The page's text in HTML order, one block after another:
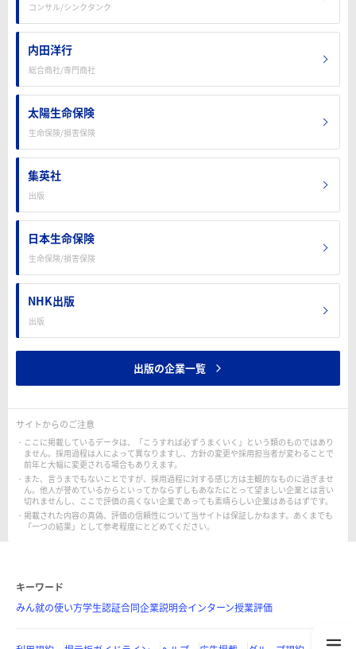
コンサル/シンクタンク
内田洋行
総合商社/専門商社
太陽生命保険
生命保険/損害保険
集英社
出版
日本生命保険
生命保険/損害保険
NHK出版
出版
出版の企業一覧
サイトからのご注意
ここに掲載しているデータは、「こうすれば必ずうまくいく」という類のものではあり
ません。採用過程は人によって異なりますし、方針の変更や採用担当者が変わることで
前年と大幅に変更される場合もありえます。
また、言うまでもないことですが、採用過程に対する感じ方は主観的なものに過ぎませ
ん。他人が誉めているからといってかならずしもあなたにとって望ましい企業とは言い
切れませんし、ここで評価の高くない企業であっても素晴らしい企業はあるはずです。
掲載された内容の真偽、評価の信頼性について当サイトは保証しかねます。あくまでも
「一つの結果」として参考程度にとどめてください。
キーワード
みん就の使い方学生認証合同企業説明会インターン授業評価